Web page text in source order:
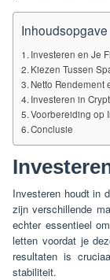
Inhoudsopgave
Investeren en Je
Kiezen Tussen
Netto Rendement
Investeren in
Voorbereiding op
Conclusie
Investeren houdt in
zijn verschillende
echter essentieel
letten voordat je
resultaten is
stabiliteit.